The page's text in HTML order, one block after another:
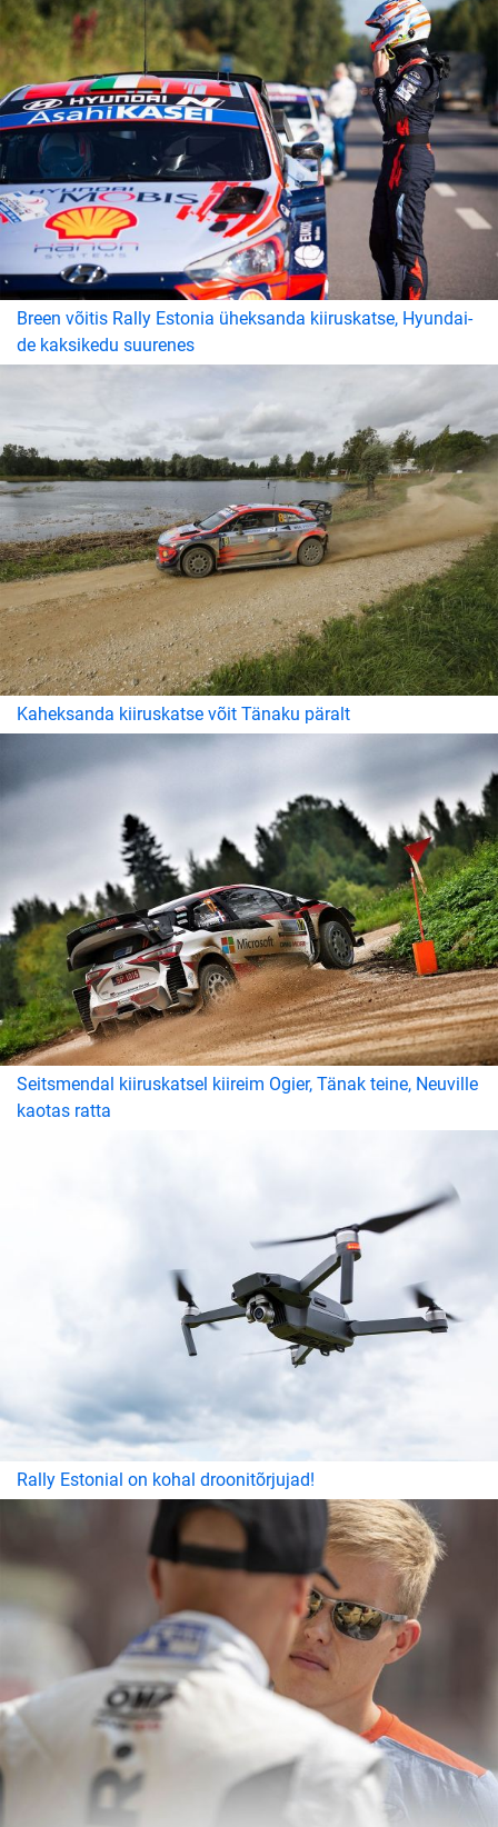
Breen võitis Rally Estonia üheksanda kiiruskatse, Hyundai-
de kaksikedu suurenes
Kaheksanda kiiruskatse võit Tänaku päralt
Seitsmendal kiiruskatsel kiireim Ogier, Tänak teine, Neuville
kaotas ratta
Rally Estonial on kohal droonitõrjujad!